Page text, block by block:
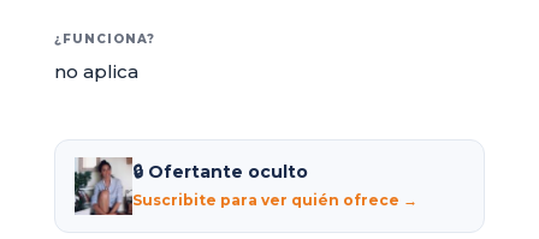
¿FUNCIONA?
no aplica
🔒 Ofertante oculto
Suscribite para ver quién ofrece →